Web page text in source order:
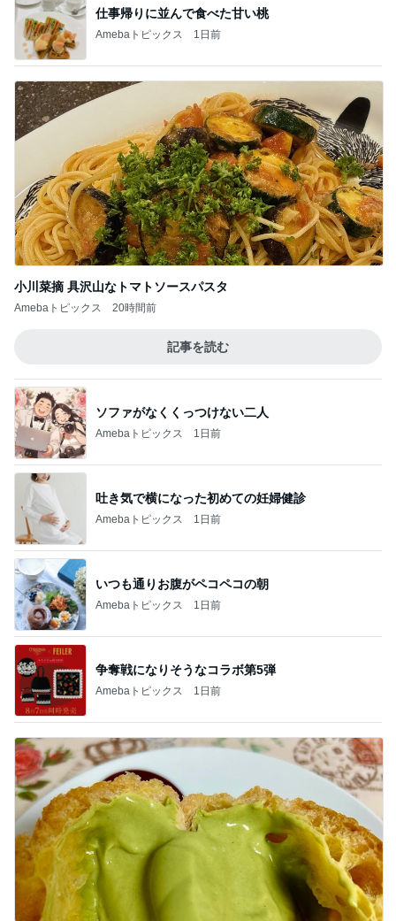
仕事帰りに並んで食べた甘い桃
Amebaトピックス 1日前
小川菜摘 具沢山なトマトソースパスタ
Amebaトピックス 20時間前
記事を読む
ソファがなくくっつけない二人
Amebaトピックス 1日前
吐き気で横になった初めての妊婦健診
Amebaトピックス 1日前
いつも通りお腹がペコペコの朝
Amebaトピックス 1日前
争奪戦になりそうなコラボ第5弾
Amebaトピックス 1日前